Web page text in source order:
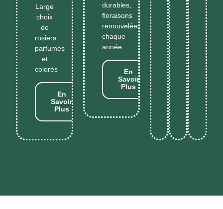
Large
choix
de
rosiers
parfumés
et
colorés
En
Savoir
Plus
durables,
floraisons
renouvelées
chaque
année
En
Savoir
Plus